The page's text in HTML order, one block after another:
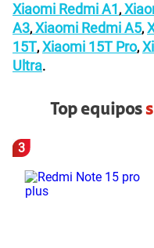
Xiaomi Redmi A1 ,
A3, Xiaomi Redmi A5,
15T, Xiaomi 15T Pro,
Ultra.
Top equipos
3